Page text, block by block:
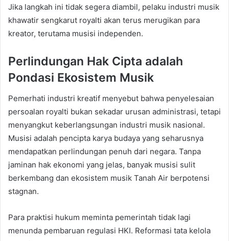
Jika langkah ini tidak segera diambil, pelaku industri musik
khawatir sengkarut royalti akan terus merugikan para
kreator, terutama musisi independen.
Perlindungan Hak Cipta adalah
Pondasi Ekosistem Musik
Pemerhati industri kreatif menyebut bahwa penyelesaian
persoalan royalti bukan sekadar urusan administrasi, tetapi
menyangkut keberlangsungan industri musik nasional.
Musisi adalah pencipta karya budaya yang seharusnya
mendapatkan perlindungan penuh dari negara. Tanpa
jaminan hak ekonomi yang jelas, banyak musisi sulit
berkembang dan ekosistem musik Tanah Air berpotensi
stagnan.
Para praktisi hukum meminta pemerintah tidak lagi
menunda pembaruan regulasi HKI. Reformasi tata kelola